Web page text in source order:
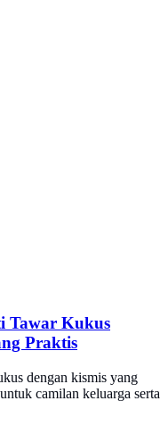
Tawar Kukus
Praktis
dengan kismis yang
camilan keluarga serta